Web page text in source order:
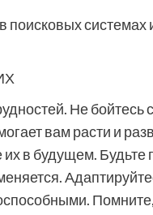
системах
Не
вам расти и
в будущем. Будьте